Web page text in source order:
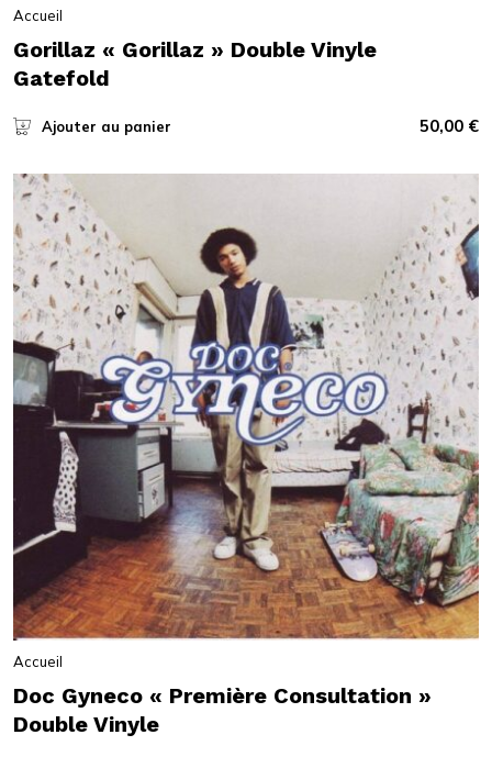
Accueil
Gorillaz « Gorillaz » Double Vinyle
Gatefold
Ajouter au panier 50,00 €
Accueil
Doc Gyneco « Première Consultation »
Double Vinyle